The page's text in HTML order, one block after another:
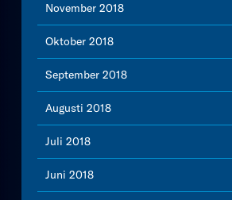
November 2018
Oktober 2018
September 2018
Augusti 2018
Juli 2018
Juni 2018